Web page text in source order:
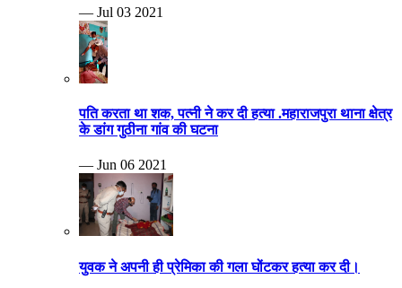
— Jul 03 2021
पति करता था शक, पत्नी ने कर दी हत्या .महाराजपुरा थाना क्षेत्र
के डांग गुठीना गांव की घटना
— Jun 06 2021
युवक ने अपनी ही प्रेमिका की गला घोंटकर हत्या कर दी।